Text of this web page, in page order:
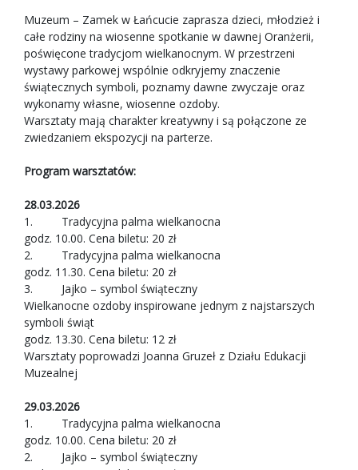
Muzeum – Zamek w Łańcucie zaprasza dzieci, młodzież i
całe rodziny na wiosenne spotkanie w dawnej Oranżerii,
poświęcone tradycjom wielkanocnym. W przestrzeni
wystawy parkowej wspólnie odkryjemy znaczenie
świątecznych symboli, poznamy dawne zwyczaje oraz
wykonamy własne, wiosenne ozdoby.
Warsztaty mają charakter kreatywny i są połączone ze
zwiedzaniem ekspozycji na parterze.
Program warsztatów:
28.03.2026
1. Tradycyjna palma wielkanocna
godz. 10.00. Cena biletu: 20 zł
2. Tradycyjna palma wielkanocna
godz. 11.30. Cena biletu: 20 zł
3. Jajko – symbol świąteczny
Wielkanocne ozdoby inspirowane jednym z najstarszych
symboli świąt
godz. 13.30. Cena biletu: 12 zł
Warsztaty poprowadzi Joanna Gruzeł z Działu Edukacji
Muzealnej
29.03.2026
1. Tradycyjna palma wielkanocna
godz. 10.00. Cena biletu: 20 zł
2. Jajko – symbol świąteczny